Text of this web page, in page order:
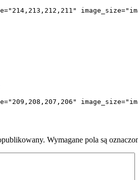
Wymagane pola są